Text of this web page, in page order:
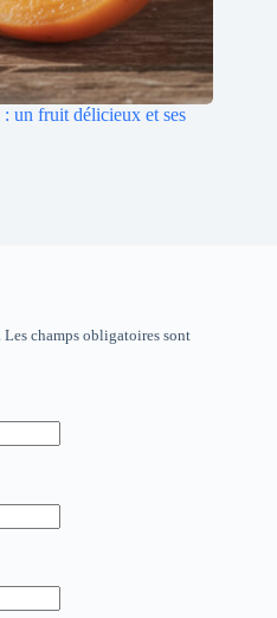
un fruit délicieux et ses
Les champs obligatoires sont